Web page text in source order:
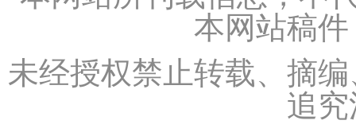
本网站稿
未经授权禁止转载、摘
追